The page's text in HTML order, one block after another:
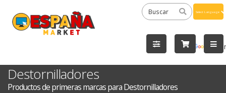
by
Destornilladores
Productos de primeras marcas para Destornilladores